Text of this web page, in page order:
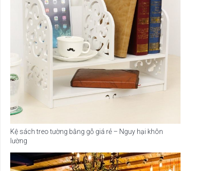
Kệ sách treo tường bằng gỗ giá rẻ – Nguy hại khôn
lường